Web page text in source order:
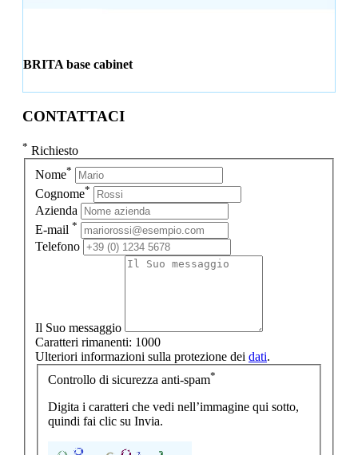
BRITA base cabinet
CONTATTACI
* Richiesto
Nome*
Cognome*
Azienda
E-mail *
Telefono
Il Suo messaggio
Caratteri rimanenti: 1000
Ulteriori informazioni sulla protezione dei dati.
Controllo di sicurezza anti-spam*
Digita i caratteri che vedi nell’immagine qui sotto,
quindi fai clic su Invia.